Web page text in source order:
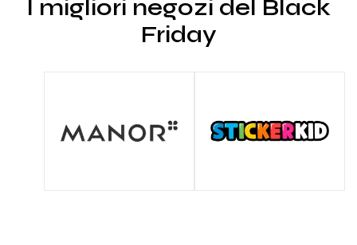
I migliori negozi del Black
Friday